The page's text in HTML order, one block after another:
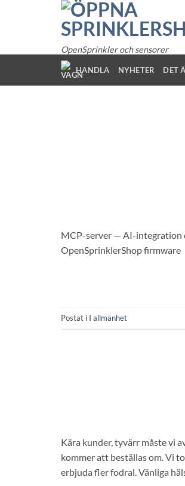
OpenSprinkler och sensorer
HANDLA NYHETER DET
MCP-server — AI-integration
OpenSprinklerShop firmware
Postat i I allmänhet
Kära kunder, tyvärr måste vi
kommer att beställas om. Vi
erbjuda fler fodral. Vänliga